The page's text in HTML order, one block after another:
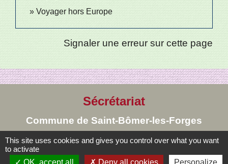
Voyager hors Europe
Signaler une erreur sur cette page
Sécrétariat
Commune de Saint-Bômer-les-Forges
8, rue de la Mairie
61700 Saint-Bômer-les-Forges - FRANCE
This site uses cookies and gives you control over what you want
to activate
OK, accept all
Deny all cookies Personalize